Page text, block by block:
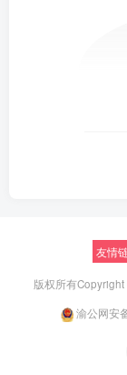
友情
版权所有Copyright
渝公网安